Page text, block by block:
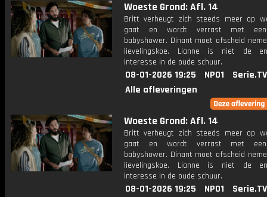
Woeste Grond: Afl. 14
Britt verheugt zich steeds meer op
gaat en wordt verrast met een
babyshower. Dinant moet afscheid
lievelingskoe. Lianne is niet de
interesse in de oude schuur.
08-01-2026 19:25 NPO1
Serie.TV
Alle afleveringen
Woeste Grond: Afl. 14
Britt verheugt zich steeds meer op
gaat en wordt verrast met een
babyshower. Dinant moet afscheid
lievelingskoe. Lianne is niet de
interesse in de oude schuur.
08-01-2026 19:25 NPO1
Serie.TV